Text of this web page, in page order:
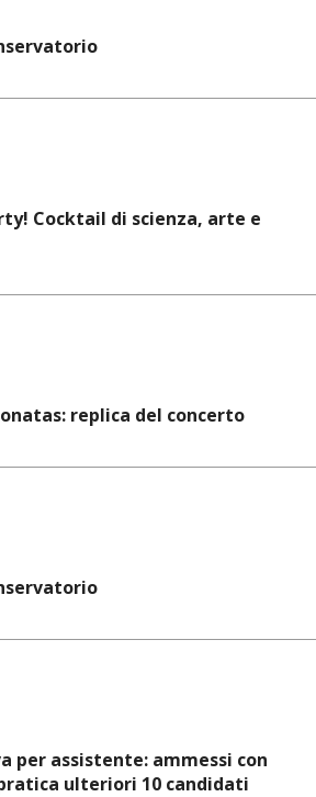
Cocktail di scienza, arte e
replica del concerto
per assistente: ammessi con
ulteriori 10 candidati